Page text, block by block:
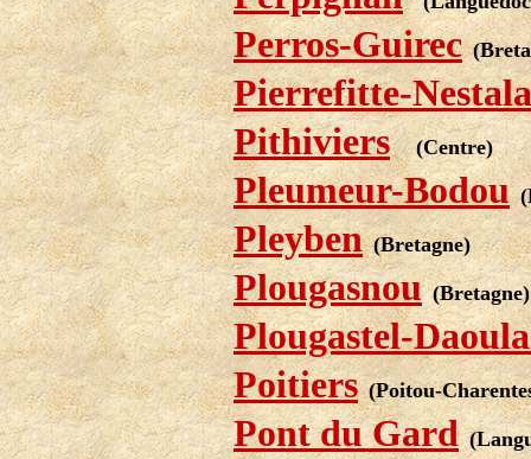
Perros-Guirec
Pierrefitte-
Pithiviers
(Centre)
Pleumeur-Bodou
Pleyben (Bretagne)
Plougasnou (Bretagne)
Plougastel-
Poitiers (Poitou-
Pont du Gard